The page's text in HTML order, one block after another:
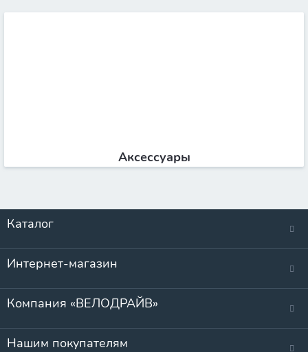
Аксессуары
Каталог
Интернет-магазин
Компания «ВЕЛОДРАЙВ»
Нашим покупателям